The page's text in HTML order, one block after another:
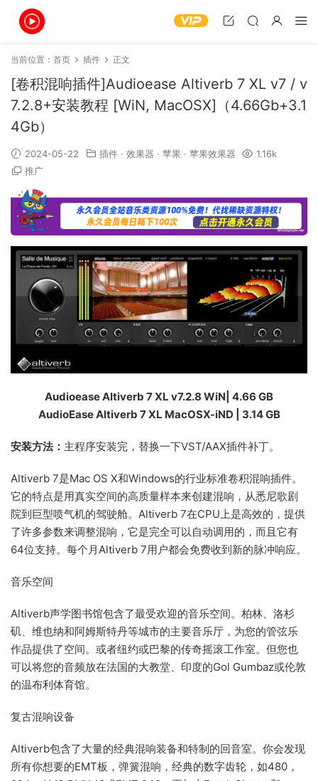
当前位置： 首页 插件 正文
[卷积混响插件]Audioease Altiverb 7 XL v7 / v
7.2.8+安装教程 [WiN, MacOSX]（4.66Gb+3.1
4Gb）
2024-05-22 插件 · 效果器 · 苹果 · 苹果效果器
1.16k
推广
Audioease Altiverb 7 XL v7.2.8 WiN| 4.66 GB
AudioEase Altiverb 7 XL MacOSX-iND | 3.14 GB
安装方法： 主程序安装完，替换一下VST/AAX插件补丁。
Altiverb 7是Mac OS X和Windows的行业标准卷积混响插件。
它的特点是用真实空间的高质量样本来创建混响，从悉尼歌剧
院到巨型喷气机的驾驶舱。Altiverb 7在CPU上是高效的，提供
了许多参数来调整混响，它是完全可以自动调用的，而且它有
64位支持。每个月Altiverb 7用户都会免费收到新的脉冲响应。
音乐空间
Altiverb声学图书馆包含了最受欢迎的音乐空间。柏林、洛杉
矶、维也纳和阿姆斯特丹等城市的主要音乐厅，为您的管弦乐
作品提供了空间。或者纽约或巴黎的传奇摇滚工作室。但您也
可以将您的音频放在法国的大教堂、印度的Gol Gumbaz或伦敦
的温布利体育馆。
复古混响设备
Altiverb包含了大量的经典混响装备和特制的回音室。你会发现
所有你想要的EMT板，弹簧混响，经典的数字齿轮，如480，